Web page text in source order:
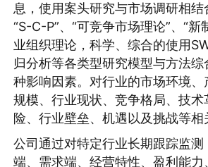
息，使用案头研究与市场调研相
“S-C-P”、“可竞争市场理论”、“新
业组织理论，科学、综合的使用
归分析等各类型研究模型与方法
种影响因素。对行业的市场环境、
规模、行业现状、竞争格局、技术
险、行业壁垒、机遇以及挑战等相
公司通过对特定行业长期跟踪监测
端、需求端、经营特性、盈利能力